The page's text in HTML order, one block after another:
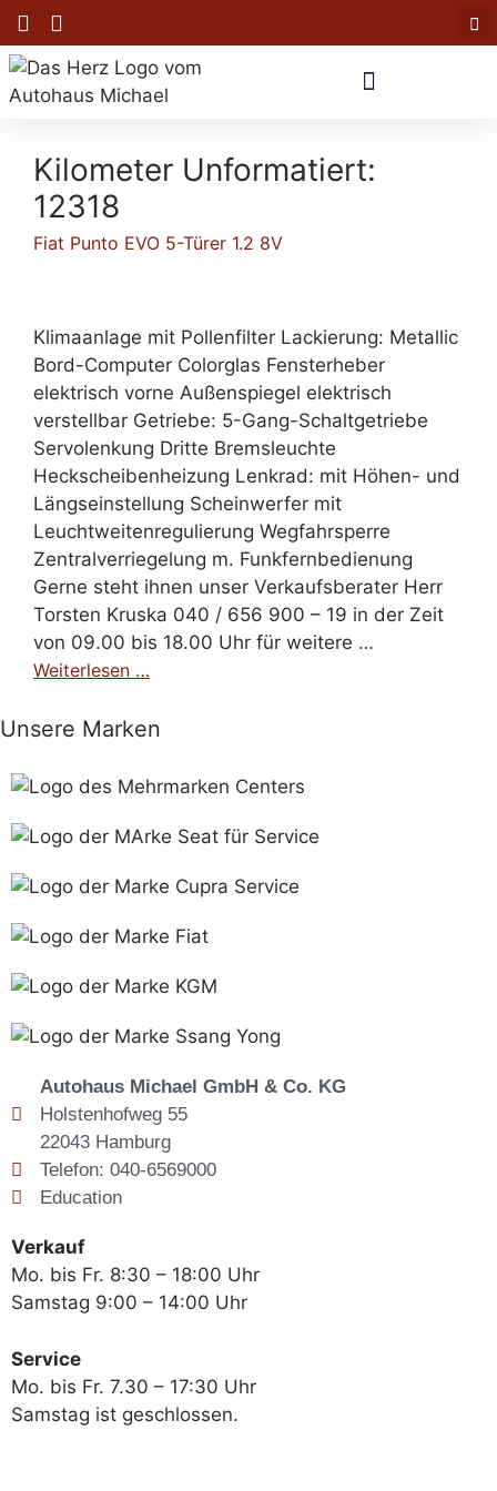
Kilometer Unformatiert:
12318
Fiat Punto EVO 5-Türer 1.2 8V
Klimaanlage mit Pollenfilter Lackierung: Metallic
Bord-Computer Colorglas Fensterheber
elektrisch vorne Außenspiegel elektrisch
verstellbar Getriebe: 5-Gang-Schaltgetriebe
Servolenkung Dritte Bremsleuchte
Heckscheibenheizung Lenkrad: mit Höhen- und
Längseinstellung Scheinwerfer mit
Leuchtweitenregulierung Wegfahrsperre
Zentralverriegelung m. Funkfernbedienung
Gerne steht ihnen unser Verkaufsberater Herr
Torsten Kruska 040 / 656 900 – 19 in der Zeit
von 09.00 bis 18.00 Uhr für weitere …
Weiterlesen …
Unsere Marken
Autohaus Michael GmbH & Co. KG
Holstenhofweg 55
22043 Hamburg
Telefon: 040-6569000
Education
Verkauf
Mo. bis Fr. 8:30 – 18:00 Uhr
Samstag 9:00 – 14:00 Uhr
Service
Mo. bis Fr. 7.30 – 17:30 Uhr
Samstag ist geschlossen.